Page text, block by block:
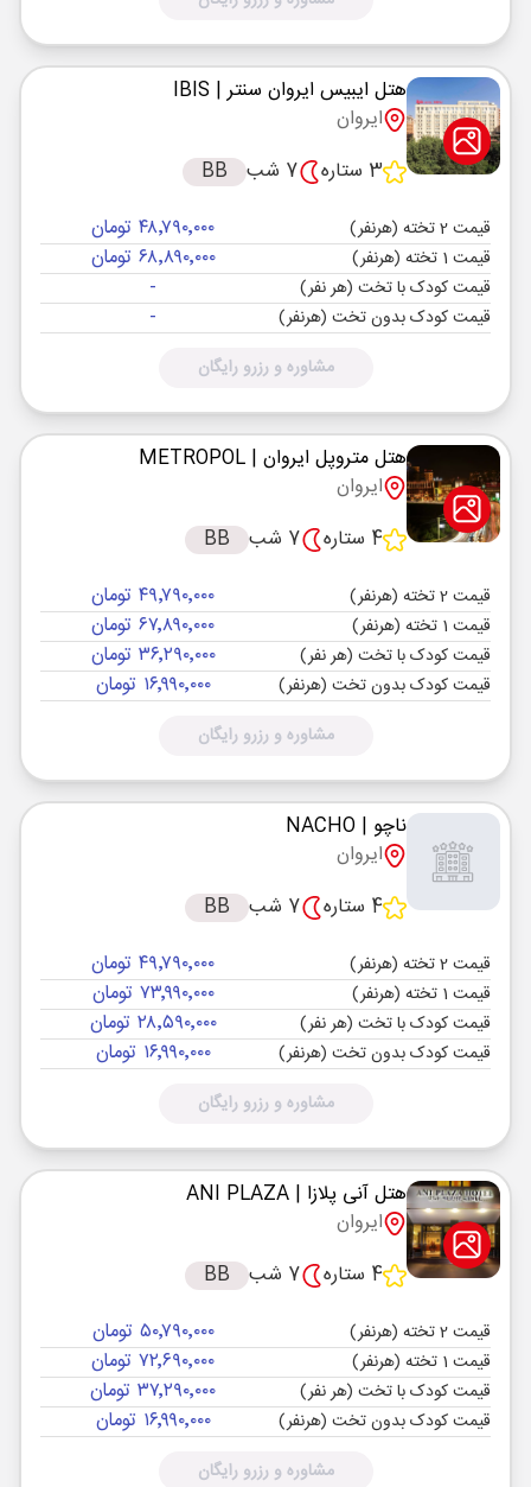
هتل ایبیس ایروان سنتر| IBIS
ایروان
3 ستاره
7 شب BB
قیمت 2 تخته (هرنفر) ۴۸٬۷۹۰٬۰۰۰ تومان
قیمت 1 تخته (هرنفر) ۶۸٬۸۹۰٬۰۰۰ تومان
قیمت کودک با تخت (هر نفر) -
قیمت کودک بدون تخت (هرنفر) -
مشاوره و رزرو رایگان
هتل متروپل ایروان | METROPOL
ایروان
4 ستاره
7 شب BB
قیمت 2 تخته (هرنفر) ۴۹٬۷۹۰٬۰۰۰ تومان
قیمت 1 تخته (هرنفر) ۶۷٬۸۹۰٬۰۰۰ تومان
قیمت کودک با تخت (هر نفر) ۳۶٬۲۹۰٬۰۰۰ تومان
قیمت کودک بدون تخت (هرنفر) ۱۶٬۹۹۰٬۰۰۰ تومان
مشاوره و رزرو رایگان
ناچو | NACHO
ایروان
4 ستاره
7 شب BB
قیمت 2 تخته (هرنفر) ۴۹٬۷۹۰٬۰۰۰ تومان
قیمت 1 تخته (هرنفر) ۷۳٬۹۹۰٬۰۰۰ تومان
قیمت کودک با تخت (هر نفر) ۲۸٬۵۹۰٬۰۰۰ تومان
قیمت کودک بدون تخت (هرنفر) ۱۶٬۹۹۰٬۰۰۰ تومان
مشاوره و رزرو رایگان
هتل آنی پلازا | ANI PLAZA
ایروان
4 ستاره
7 شب BB
قیمت 2 تخته (هرنفر) ۵۰٬۷۹۰٬۰۰۰ تومان
قیمت 1 تخته (هرنفر) ۷۲٬۶۹۰٬۰۰۰ تومان
قیمت کودک با تخت (هر نفر) ۳۷٬۲۹۰٬۰۰۰ تومان
قیمت کودک بدون تخت (هرنفر) ۱۶٬۹۹۰٬۰۰۰ تومان
مشاوره و رزرو رایگان